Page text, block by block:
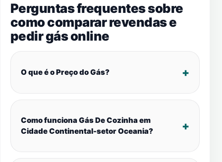
Perguntas frequentes sobre
como comparar revendas e
pedir gás online
O que é o Preço do Gás?
Como funciona Gás De Cozinha em
Cidade Continental-setor Oceania?